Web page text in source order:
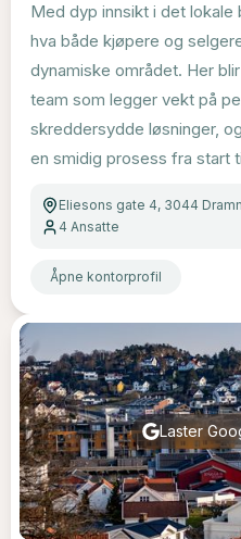
Med dyp innsikt i det
hva både kjøpere og
dynamiske området. Her
team som legger vekt på
skreddersydde løsninger,
en smidig prosess fra start
Eliesons gate 4, 3044
4 Ansatte
Åpne kontorprofil
Laster